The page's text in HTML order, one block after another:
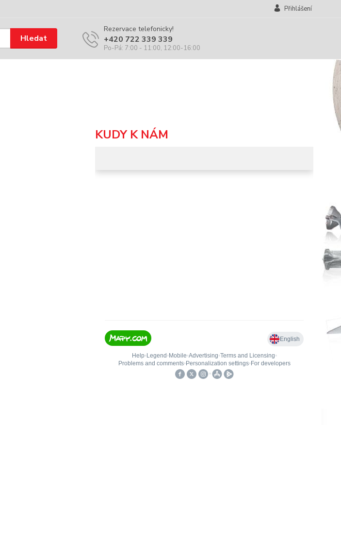
Přihlášení
Hledat
Rezervace telefonicky!
+420 722 339 339
Po-Pá: 7:00 - 11:00, 12:00-16:00
KUDY K NÁM